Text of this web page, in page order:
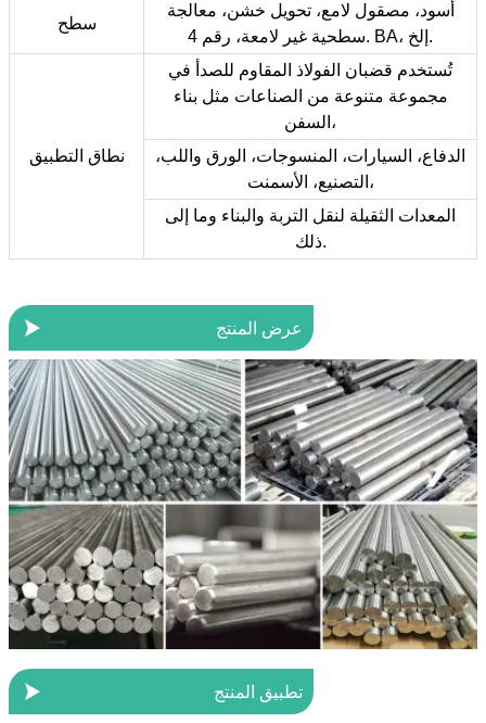
سطح
أسود، مصقول لامع، تحويل خشن، معالجة
سطحية غير لامعة، رقم 4. BA، إلخ.
نطاق التطبيق
تُستخدم قضبان الفولاذ المقاوم للصدأ في
مجموعة متنوعة من الصناعات مثل بناء
السفن،
الدفاع، السيارات، المنسوجات، الورق واللب،
التصنيع، الأسمنت،
المعدات الثقيلة لنقل التربة والبناء وما إلى
ذلك.
 عرض المنتج
 تطبيق المنتج